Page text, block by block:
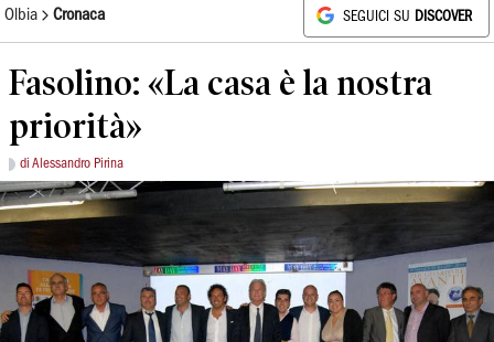
Olbia Cronaca SEGUICI SU DISCOVER
Fasolino: «La casa è la nostra
priorità»
di Alessandro Pirina